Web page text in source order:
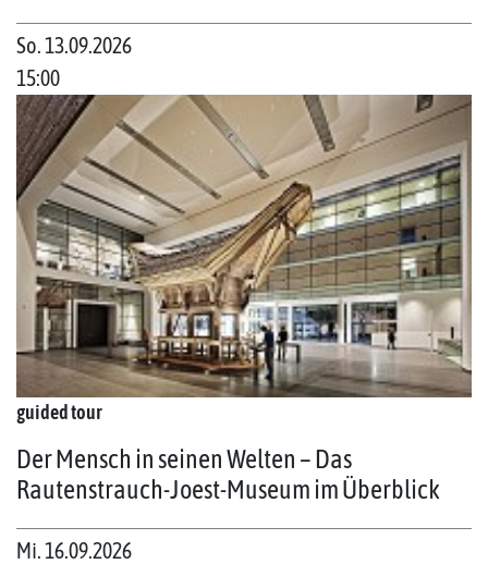
So. 13.09.2026
15:00
guided tour
Der Mensch in seinen Welten – Das
Rautenstrauch-Joest-Museum im Überblick
Mi. 16.09.2026